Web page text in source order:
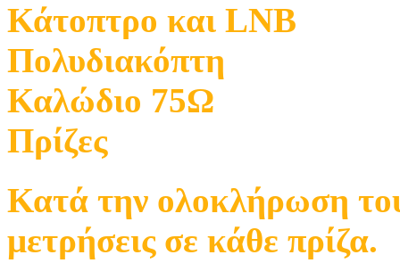
Κάτοπτρο και LNB
Πολυδιακόπτη
Καλώδιο 75Ω
Πρίζες
Κατά την ολοκλήρωση
μετρήσεις σε κάθε πρίζα.